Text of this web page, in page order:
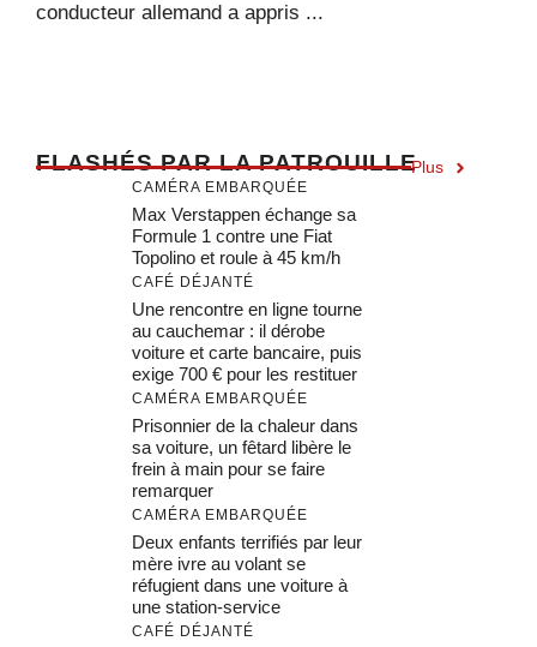
conducteur allemand a appris ...
FLASHÉS PAR LA PATROUILLEPlus
CAMÉRA EMBARQUÉE
Max Verstappen échange sa
Formule 1 contre une Fiat
Topolino et roule à 45 km/h
CAFÉ DÉJANTÉ
Une rencontre en ligne tourne
au cauchemar : il dérobe
voiture et carte bancaire, puis
exige 700 € pour les restituer
CAMÉRA EMBARQUÉE
Prisonnier de la chaleur dans
sa voiture, un fêtard libère le
frein à main pour se faire
remarquer
CAMÉRA EMBARQUÉE
Deux enfants terrifiés par leur
mère ivre au volant se
réfugient dans une voiture à
une station-service
CAFÉ DÉJANTÉ